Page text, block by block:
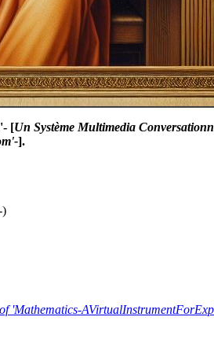
[Un Système Multimedia
].
)
'Mathematics-